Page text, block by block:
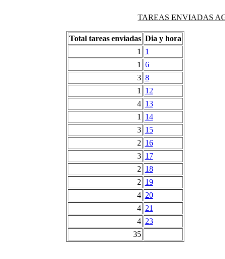
TAREAS ENVIADAS
Total tareas enviadas Dia y hora
1
1
1
6
3 8
1
12
4 13
1
14
3 15
2 16
3 17
2 18
2 19
4 20
4 21
4 23
35